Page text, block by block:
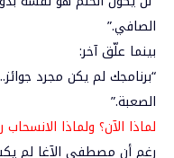
الصافي.”
بينما علّق آخر:
“برنامجك لم يكن مجرد
الصعبة.”
لماذا الآن؟ ولماذا الانسحاب
رغم أن مصطفى الآغا لم